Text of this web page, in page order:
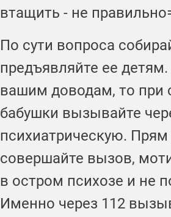
втащить - не
По сути вопроса
предъявляйте ее
вашим доводам, то при
бабушки вызывайте
психиатрическую. Прям
совершайте вызов,
в остром психозе и не
Именно через 112